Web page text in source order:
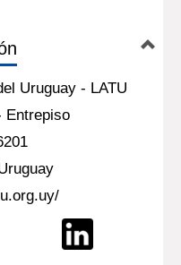
Uruguay - LATU
Entrepiso